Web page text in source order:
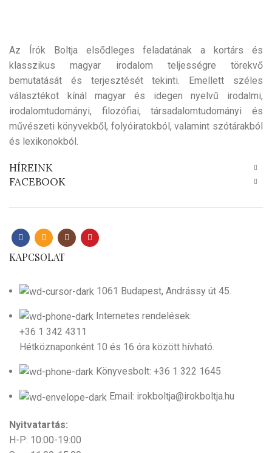
Az Írók Boltja elsődleges feladatának a kortárs és
klasszikus magyar irodalom teljességre törekvő
bemutatását és terjesztését tekinti. Emellett széles
választékot kínál magyar és idegen nyelvű irodalmi,
irodalomtudományi, filozófiai, társadalomtudományi és
művészeti könyvekből, folyóiratokból, valamint szótárakból
és lexikonokból.
HÍREINK
FACEBOOK
KAPCSOLAT
1061 Budapest, Andrássy út 45.
Internetes rendelések:
+36 1 342 4311
Hétköznaponként 10 és 16 óra között hívható.
Könyvesbolt: +36 1 322 1645
Email: irokboltja@irokboltja.hu
Nyitvatartás:
H-P: 10:00-19:00